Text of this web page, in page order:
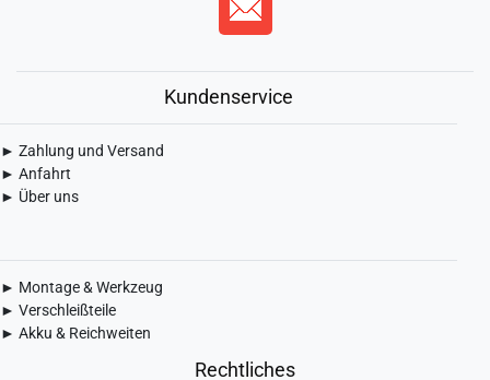
Kundenservice
► Zahlung und Versand
► Anfahrt
► Über uns
► Montage & Werkzeug
► Verschleißteile
► Akku & Reichweiten
Rechtliches